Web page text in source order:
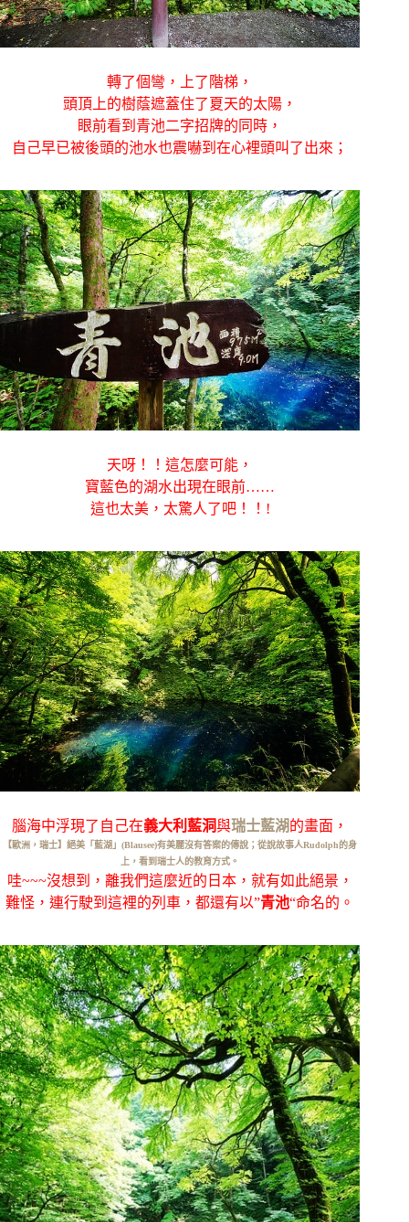
轉了個彎，上了階梯，
頭頂上的樹蔭遮蓋住了夏天的太陽，
眼前看到青池二字招牌的同時，
自己早已被後頭的池水也震嚇到在心裡頭叫了出來；
天呀！！這怎麼可能，
寶藍色的湖水出現在眼前……
這也太美，太驚人了吧！！!
腦海中浮現了自己在義大利藍洞與瑞士藍湖的畫面，
【歐洲，瑞士】絕美「藍湖」(Blausee)有美麗沒有答案的傳說；從說故事人Rudolph的身
上，看到瑞士人的教育方式。
哇~~~沒想到，離我們這麼近的日本，就有如此絕景，
難怪，連行駛到這裡的列車，都還有以”青池“命名的。